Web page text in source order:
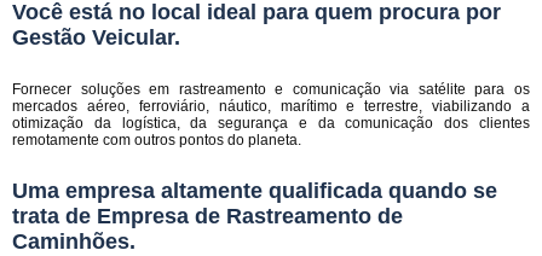
Você está no local ideal para quem procura por
Gestão Veicular.
Fornecer soluções em rastreamento e comunicação via satélite para os
mercados aéreo, ferroviário, náutico, marítimo e terrestre, viabilizando a
otimização da logística, da segurança e da comunicação dos clientes
remotamente com outros pontos do planeta.
Uma empresa altamente qualificada quando se
trata de Empresa de Rastreamento de
Caminhões.